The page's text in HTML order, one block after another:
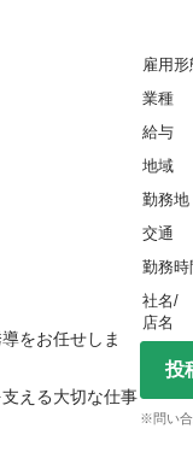
をお任せしま
える大切な仕事
雇用形
業種
給与
地域
勤務地
交通
勤務時
社名/
店名
投
※問い合